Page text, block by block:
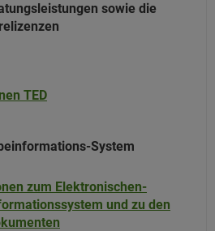
sowie die
TED
System
zum Elektronischen-
und zu den